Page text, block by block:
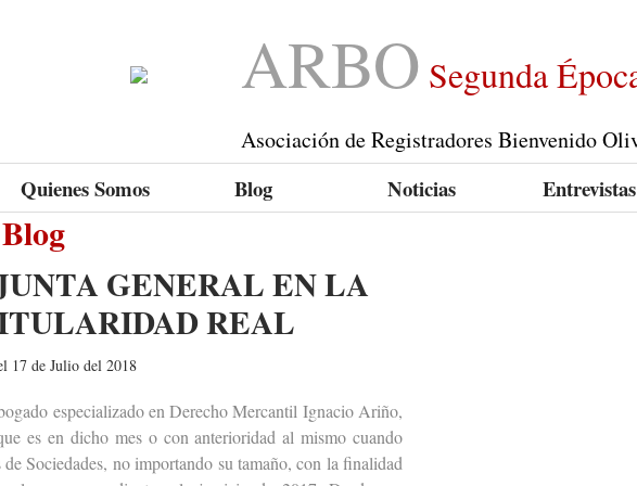
ARBO Segunda
Asociación de Registradores Bienvenido
Quienes Somos Blog Noticias Entrevistas
Blog
GENERAL EN LA
REAL
17 de Julio del 2018
especializado en Derecho Mercantil Ignacio Ariño,
es en dicho mes o con anterioridad al mismo cuando
Sociedades, no importando su tamaño, con la finalidad